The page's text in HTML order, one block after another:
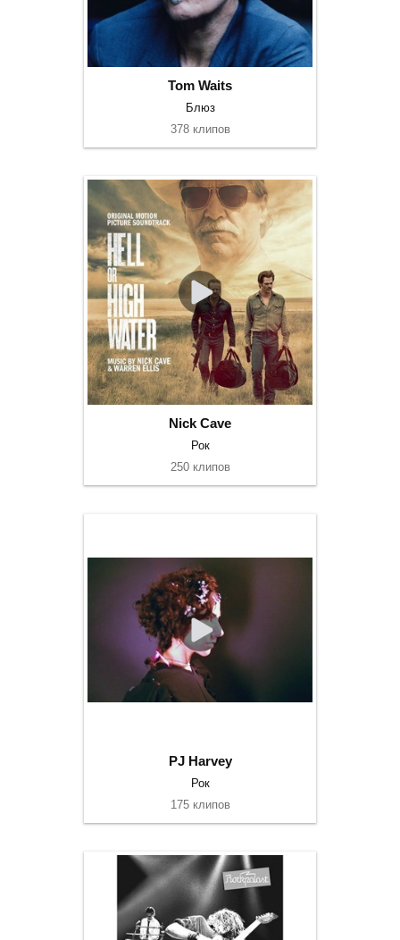
Tom Waits
Блюз
378 клипов
Nick Cave
Рок
250 клипов
PJ Harvey
Рок
175 клипов